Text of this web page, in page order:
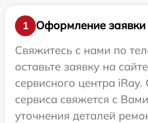
1
Оформление заявки
Свяжитесь с нами по
оставьте заявку на сайте
сервисного центра
сервиса свяжется с
уточнения деталей